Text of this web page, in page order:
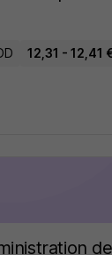
12,31 - 12,41